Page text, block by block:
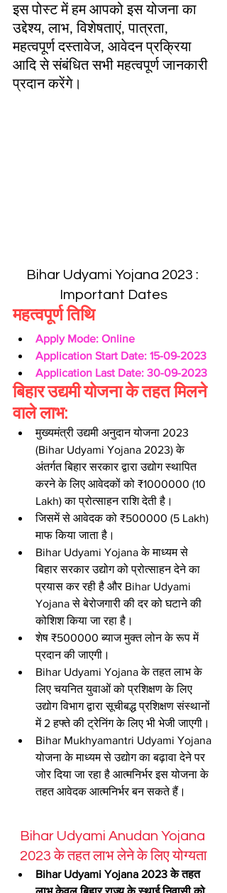
इस पोस्ट में हम आपको इस योजना का
उद्देश्य, लाभ, विशेषताएं, पात्रता,
महत्वपूर्ण दस्तावेज, आवेदन प्रक्रिया
आदि से संबंधित सभी महत्वपूर्ण जानकारी
प्रदान करेंगे।
Bihar Udyami Yojana 2023 :
Important Dates
महत्वपूर्ण तिथि
Apply Mode: Online
Application Start Date: 15-09-2023
Application Last Date: 30-09-2023
बिहार उद्यमी योजना के तहत मिलने
वाले लाभ:
मुख्यमंत्री उद्यमी अनुदान योजना 2023
(Bihar Udyami Yojana 2023) के
अंतर्गत बिहार सरकार द्वारा उद्योग स्थापित
करने के लिए आवेदकों को ₹1000000 (10
Lakh) का प्रोत्साहन राशि देती है।
जिसमें से आवेदक को ₹500000 (5 Lakh)
माफ किया जाता है।
Bihar Udyami Yojana के माध्यम से
बिहार सरकार उद्योग को प्रोत्साहन देने का
प्रयास कर रही है और Bihar Udyami
Yojana से बेरोजगारी की दर को घटाने की
कोशिश किया जा रहा है।
शेष ₹500000 ब्याज मुक्त लोन के रूप में
प्रदान की जाएगी।
Bihar Udyami Yojana के तहत लाभ के
लिए चयनित युवाओं को प्रशिक्षण के लिए
उद्योग विभाग द्वारा सूचीबद्ध प्रशिक्षण संस्थानों
में 2 हफ्ते की ट्रेनिंग के लिए भी भेजी जाएगी।
Bihar Mukhyamantri Udyami Yojana
योजना के माध्यम से उद्योग का बढ़ावा देने पर
जोर दिया जा रहा है आत्मनिर्भर इस योजना के
तहत आवेदक आत्मनिर्भर बन सकते हैं।
Bihar Udyami Anudan Yojana
2023 के तहत लाभ लेने के लिए योग्यता
Bihar Udyami Yojana 2023 के तहत